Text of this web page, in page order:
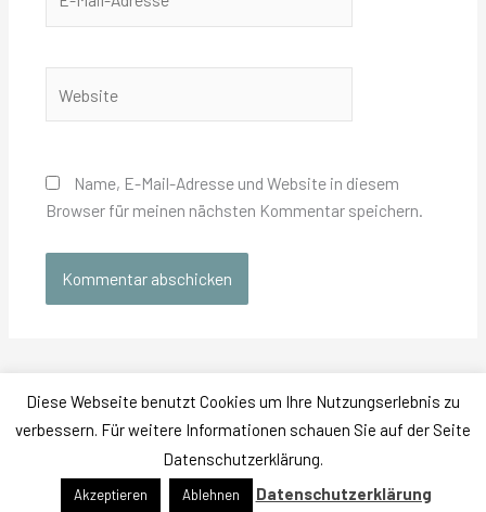
Mail-
Name, E-Mail-Adresse und Website in diesem
Browser für meinen nächsten Kommentar speichern.
Datenschutz|Impressum
Copyright © 2026 Arbeitssicherheit Olaf THOMES
Präsentiert vonAstra-WordPress-Theme
Diese Webseite benutzt Cookies um Ihre Nutzungserlebnis zu
verbessern. Für weitere Informationen schauen Sie auf der Seite
Datenschutzerklärung.
Akzeptieren Ablehnen Datenschutzerklärung